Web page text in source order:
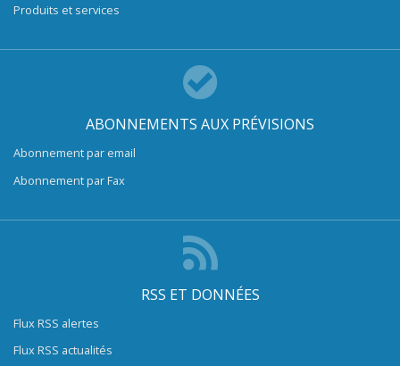
Produits et services
ABONNEMENTS AUX PRÉVISIONS
Abonnement par email
Abonnement par Fax
RSS ET DONNÉES
Flux RSS alertes
Flux RSS actualités